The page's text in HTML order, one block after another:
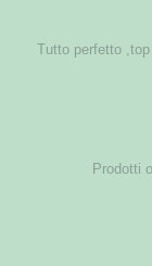
Tutto perfetto
Prodotti